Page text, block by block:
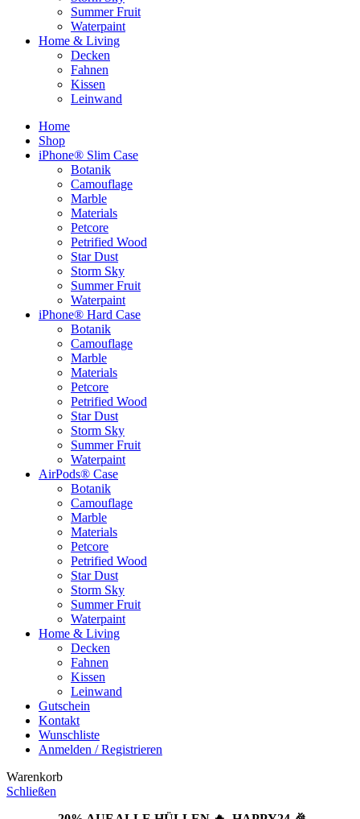
Summer Fruit
Waterpaint
Home & Living
Decken
Fahnen
Kissen
Leinwand
Home
Shop
iPhone® Slim Case
Botanik
Camouflage
Marble
Materials
Petcore
Petrified Wood
Star Dust
Storm Sky
Summer Fruit
Waterpaint
iPhone® Hard Case
Botanik
Camouflage
Marble
Materials
Petcore
Petrified Wood
Star Dust
Storm Sky
Summer Fruit
Waterpaint
AirPods® Case
Botanik
Camouflage
Marble
Materials
Petcore
Petrified Wood
Star Dust
Storm Sky
Summer Fruit
Waterpaint
Home & Living
Decken
Fahnen
Kissen
Leinwand
Gutschein
Kontakt
Wunschliste
Anmelden / Registrieren
Warenkorb
Schließen